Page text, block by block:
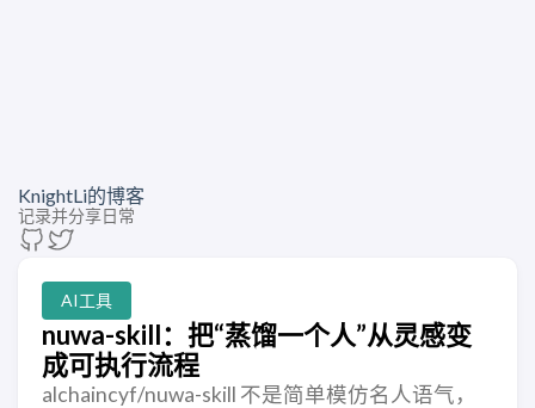
KnightLi的博客
记录并分享日常
AI工具
nuwa-skill：把“蒸馏一个人”从灵感变
成可执行流程
alchaincyf/nuwa-skill 不是简单模仿名人语气，